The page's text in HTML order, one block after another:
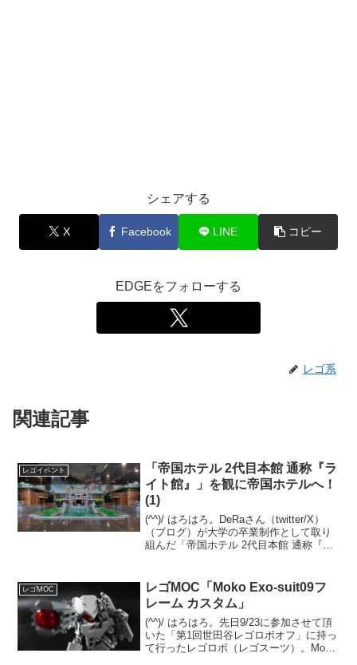
シェアする
X Facebook LINE コピー
EDGEをフォローする
レゴ系
関連記事
レゴイベント
「帝国ホテル 2代目本館 通称『ラ
イト館』」を観に帝国ホテルへ！
(1)
(^^)/ はろはろ。DeRaさん（twitter/X）
（ブログ）が大学の卒業制作として取り
組んだ「帝国ホテル 2代目本館 通称『ラ
オールドインペリアルバー前...
レゴMOC
レゴMOC「Moko Exo-suit09フ
レーム カスタム」
(^^)/ はろはろ。先日9/23に参加させて頂
いた「第1回世田谷レゴロボオフ」に持っ
て行ったレゴロボ（レゴスーツ）。Moko